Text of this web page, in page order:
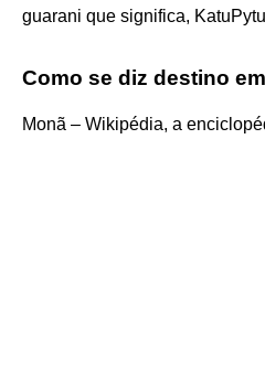
guarani que significa,
Como se diz destino
Monã – Wikipédia, a